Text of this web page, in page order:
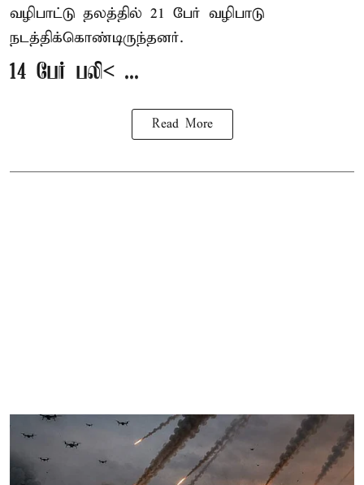
வழிபாட்டு தலத்தில் 21 பேர் வழிபாடு
நடத்திக்கொண்டிருந்தனர்.
14 பேர் பலி< ...
Read More